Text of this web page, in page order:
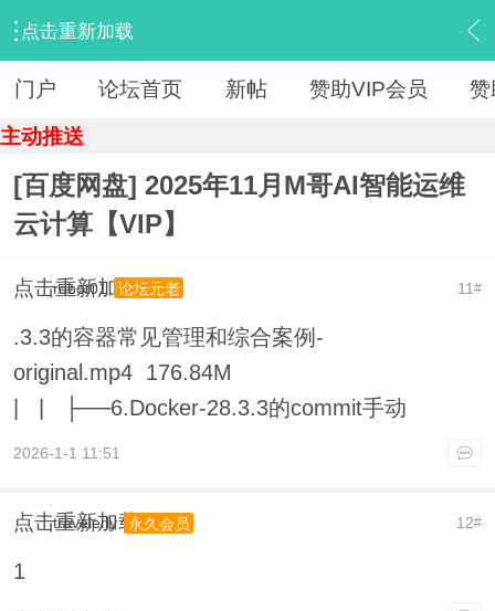
点击重新加载
› 【 资源区 】 › 『IT教程新版』 › 内容
门户 论坛首页 新帖 赞助VIP会员 赞
主动推送
[百度网盘] 2025年11月M哥AI智能运维
云计算【VIP】
点击重新加载 11#
robot01 论坛元老
.3.3的容器常见管理和综合案例-
original.mp4 176.84M
| | ├──6.Docker-28.3.3的commit手动
2026-1-1 11:51
点击重新加载 12#
travelerly 永久会员
1